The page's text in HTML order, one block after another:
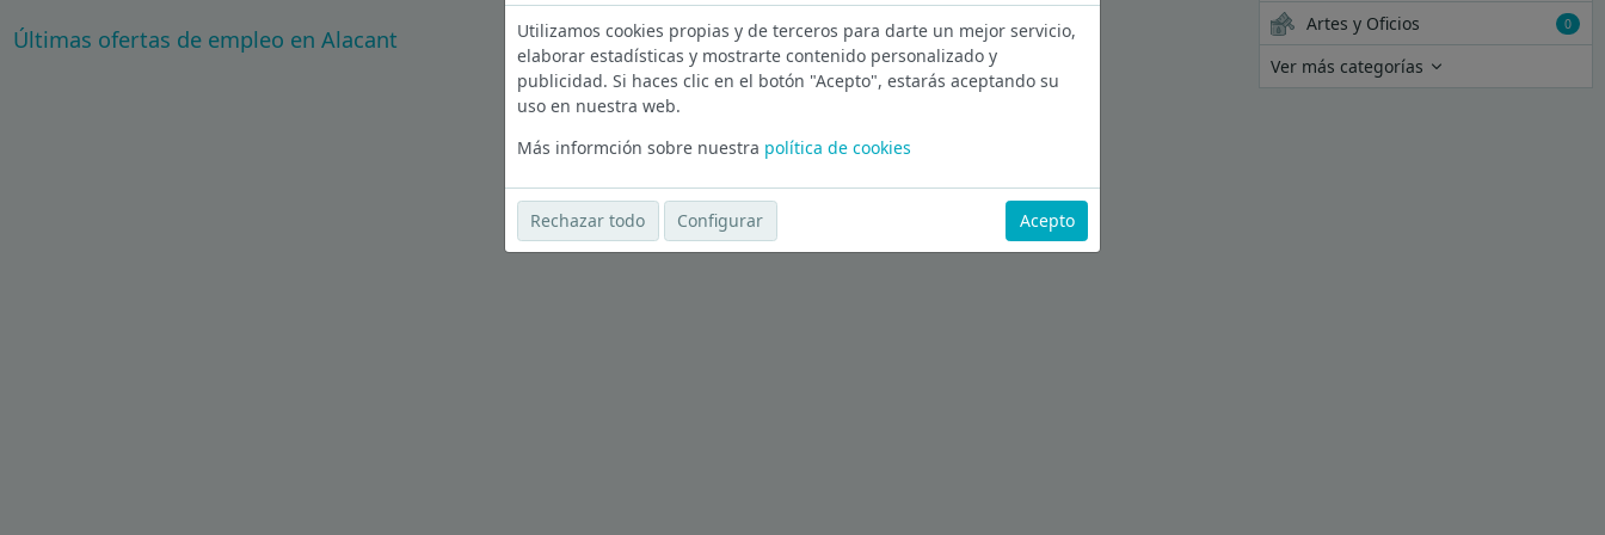
Últimas ofertas de empleo en Alacant
Ver más ofertas
Artes y Oficios 0
Ver más categorías
Utilizamos cookies propias y de terceros para darte un mejor servicio,
elaborar estadísticas y mostrarte contenido personalizado y
publicidad. Si haces clic en el botón "Acepto", estarás aceptando su
uso en nuestra web.
Más informción sobre nuestra política de cookies
Rechazar todo Configurar Acepto